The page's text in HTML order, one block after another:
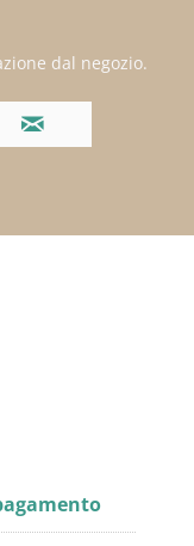
dal negozio.